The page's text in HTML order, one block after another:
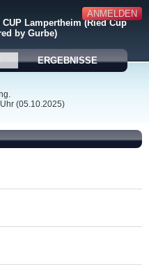
ANMELDEN
Lampertheim (Ried Cup
by Gurbe)
ERGEBNISSE
(05.10.2025)